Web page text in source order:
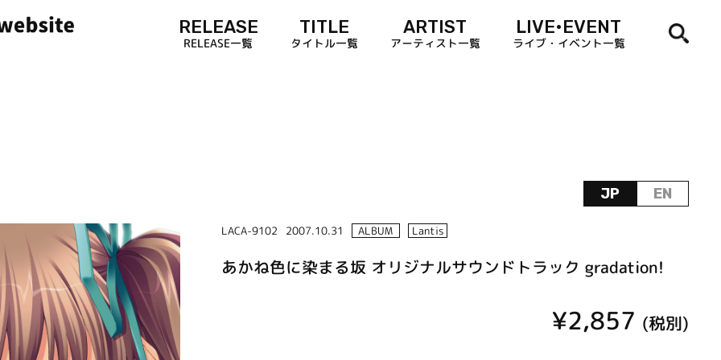
RELEASE
RELEASE一覧
TITLE
タイトル一覧
ARTIST
アーティスト一覧
LIVE•EVENT
ライブ・イベント一覧
JP EN
LACA-9102 2007.10.31 ALBUM Lantis
あかね色に染まる坂 オリジナルサウンドトラック gradation!
¥2,857 (税別)